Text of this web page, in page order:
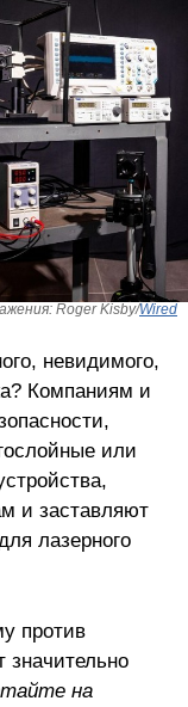
Roger Kisby/Wired
невидимого,
Компаниям и
или
и заставляют
лазерного
против
значительно
на